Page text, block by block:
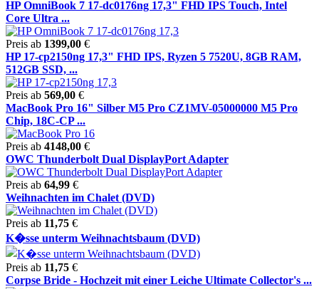
HP OmniBook 7 17-dc0176ng 17,3" FHD IPS Touch, Intel
Core Ultra ...
Preis ab 1399,00 €
HP 17-cp2150ng 17,3" FHD IPS, Ryzen 5 7520U, 8GB RAM,
512GB SSD, ...
Preis ab 569,00 €
MacBook Pro 16" Silber M5 Pro CZ1MV-05000000 M5 Pro
Chip, 18C-CP ...
Preis ab 4148,00 €
OWC Thunderbolt Dual DisplayPort Adapter
Preis ab 64,99 €
Weihnachten im Chalet (DVD)
Preis ab 11,75 €
K�sse unterm Weihnachtsbaum (DVD)
Preis ab 11,75 €
Corpse Bride - Hochzeit mit einer Leiche Ultimate Collector's ...